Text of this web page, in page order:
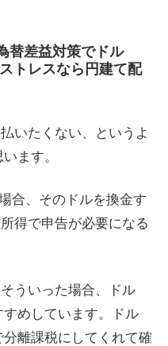
替差益対策でドル
トレスなら円建て配
いたくない、というよ
ます。
合、そのドルを換金す
得で申告が必要になる
ういった場合、ドル
めしています。ドル
離課税にしてくれて確